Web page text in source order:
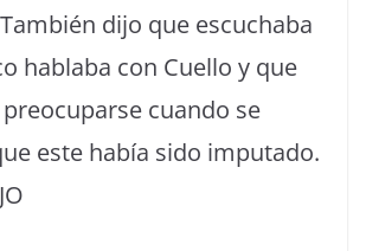
dijo que escuchaba
hablaba con Cuello y que
cuando se
este había sido imputado.